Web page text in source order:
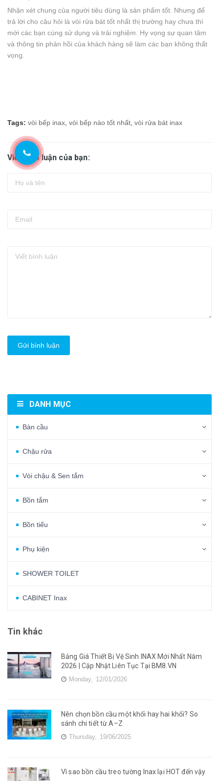
Nhận xét chung của người tiêu dùng là sản phẩm tốt. Nhưng để
trả lời cho câu hỏi là vòi rửa bát tốt nhất thị trường hay chưa thì
mời các bạn cùng sử dụng và trải nghiệm. Hy vọng sự quan tâm
và thông tin phản hồi của khách hàng sẽ làm các bạn không thất
vọng.
Tags: vòi bếp inax, vòi bếp nào tốt nhất, vòi rửa bát inax
Viết bình luận của bạn:
Gửi bình luận
DANH MỤC
Bàn cầu
Chậu rửa
Vòi chậu & Sen tắm
Bồn tắm
Bồn tiểu
Phụ kiện
SHOWER TOILET
CABINET Inax
Tin khác
Bảng Giá Thiết Bị Vệ Sinh INAX Mới Nhất Năm
2026 | Cập Nhật Liên Tục Tại BM8.VN
Monday, 12/01/2026
Nên chọn bồn cầu một khối hay hai khối? So
sánh chi tiết từ A–Z
Thursday, 19/06/2025
Vì sao bồn cầu treo tường Inax lại HOT đến vậy